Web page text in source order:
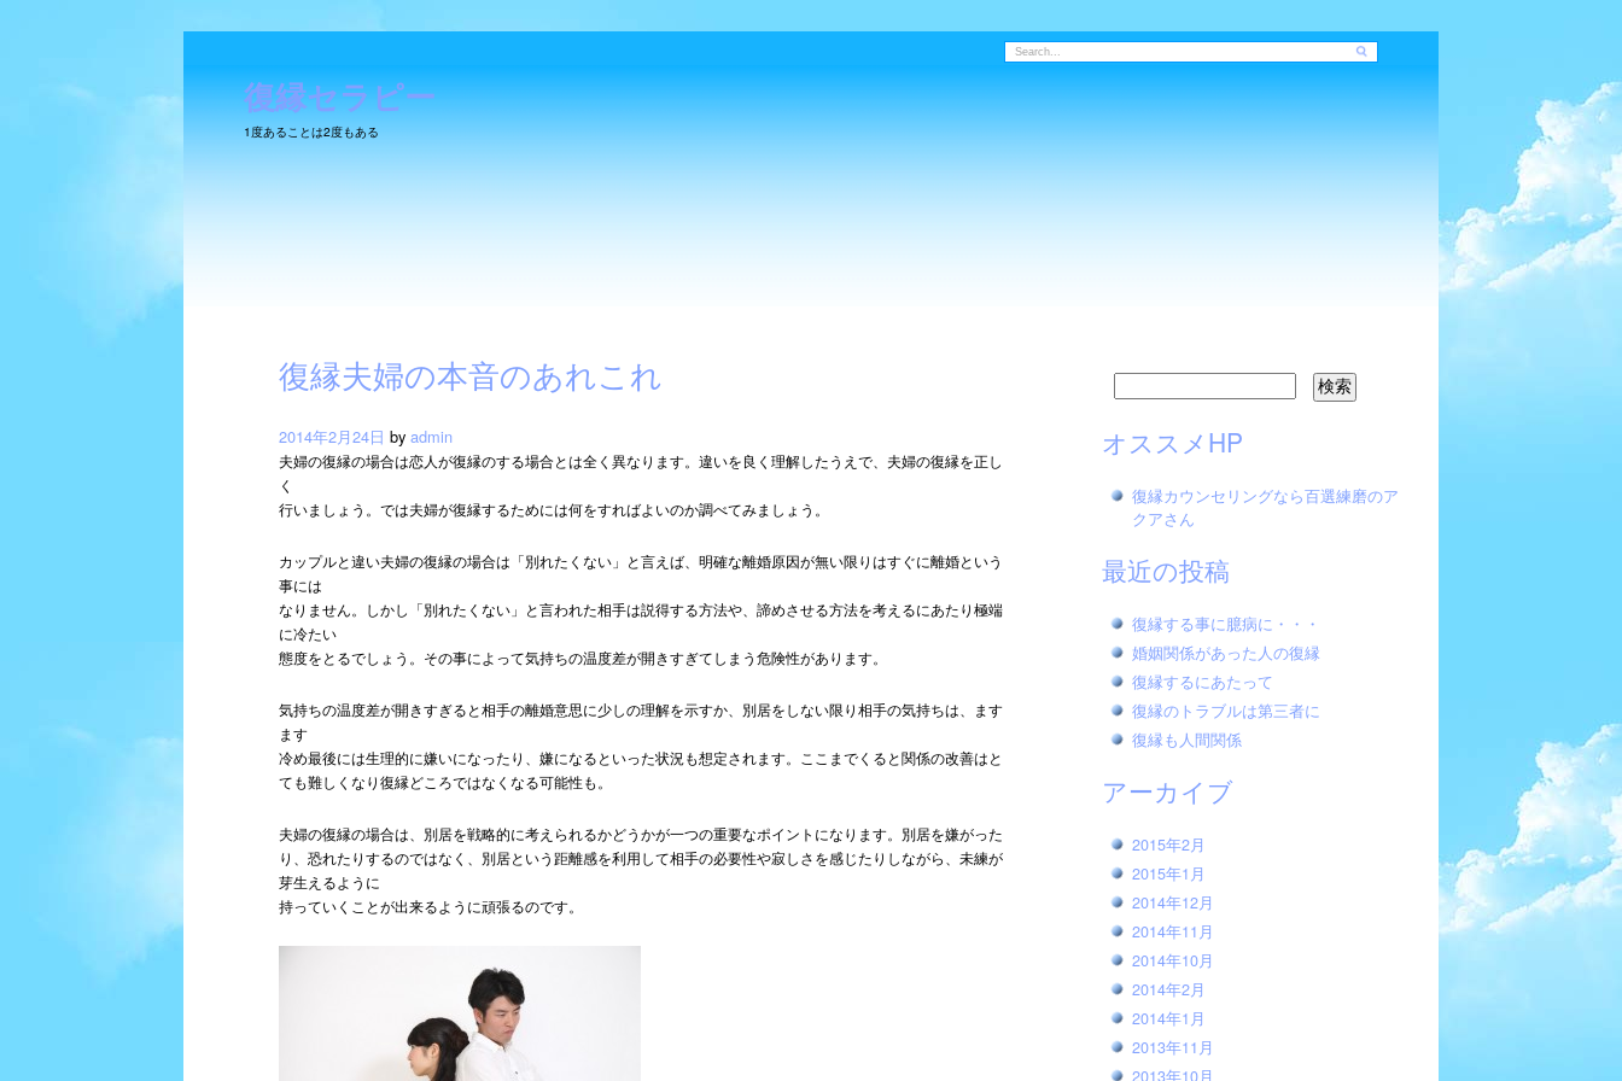
復縁セラピー
1度あることは2度もある
Main menu
復縁夫婦の本音のあれこれ
2014年2月24日 byadmin
夫婦の復縁の場合は恋人が復縁のする場合とは全く異なります。違いを良く理解したうえで、夫婦の復縁を正し
く
行いましょう。では夫婦が復縁するためには何をすればよいのか調べてみましょう。
カップルと違い夫婦の復縁の場合は「別れたくない」と言えば、明確な離婚原因が無い限りはすぐに離婚という
事には
なりません。しかし「別れたくない」と言われた相手は説得する方法や、諦めさせる方法を考えるにあたり極端
に冷たい
態度をとるでしょう。その事によって気持ちの温度差が開きすぎてしまう危険性があります。
気持ちの温度差が開きすぎると相手の離婚意思に少しの理解を示すか、別居をしない限り相手の気持ちは、ます
ます
冷め最後には生理的に嫌いになったり、嫌になるといった状況も想定されます。ここまでくると関係の改善はと
ても難しくなり復縁どころではなくなる可能性も。
夫婦の復縁の場合は、別居を戦略的に考えられるかどうかが一つの重要なポイントになります。別居を嫌がった
り、恐れたりするのではなく、別居という距離感を利用して相手の必要性や寂しさを感じたりしながら、未練が
芽生えるように
持っていくことが出来るように頑張るのです。
オススメHP
復縁カウンセリングなら百選練磨のア
クアさん
最近の投稿
復縁する事に臆病に・・・
婚姻関係があった人の復縁
復縁するにあたって
復縁のトラブルは第三者に
復縁も人間関係
アーカイブ
2015年2月
2015年1月
2014年12月
2014年11月
2014年10月
2014年2月
2014年1月
2013年11月
2013年10月